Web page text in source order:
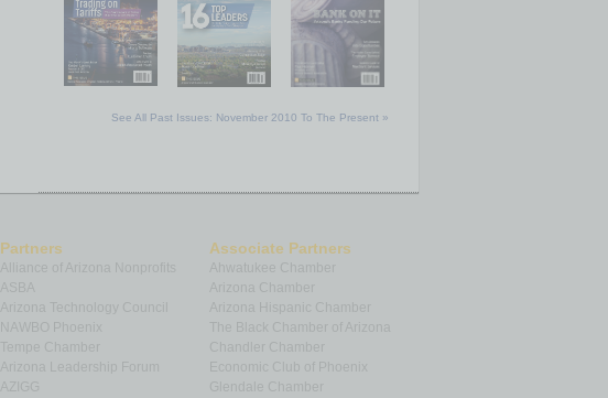
See All Past Issues: November 2010 To The Present »
Partners
Alliance of Arizona Nonprofits
Arizona Technology Council
NAWBO Phoenix
Tempe Chamber
Arizona Leadership Forum
Associate Partners
Ahwatukee Chamber
Arizona Chamber
Arizona Hispanic Chamber
The Black Chamber of Arizona
Chandler Chamber
Economic Club of Phoenix
Glendale Chamber